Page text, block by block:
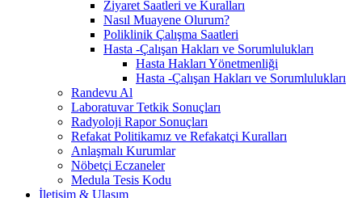
Ziyaret Saatleri ve Kuralları
Nasıl Muayene Olurum?
Poliklinik Çalışma Saatleri
Hasta -Çalışan Hakları ve Sorumlulukları
Hasta Hakları Yönetmenliği
Hasta -Çalışan Hakları ve Sorumlulukları
Randevu Al
Laboratuvar Tetkik Sonuçları
Radyoloji Rapor Sonuçları
Refakat Politikamız ve Refakatçi Kuralları
Anlaşmalı Kurumlar
Nöbetçi Eczaneler
Medula Tesis Kodu
İletişim & Ulaşım